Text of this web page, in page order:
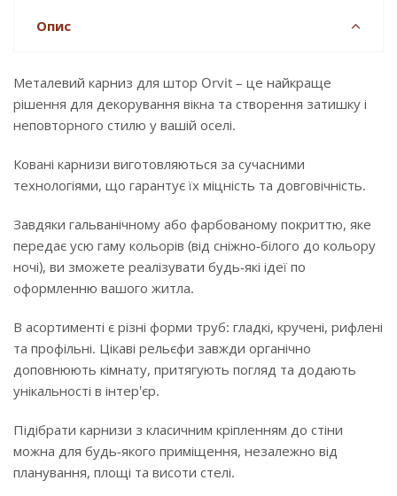
Опис
Металевий карниз для штор Orvit – це найкраще
рішення для декорування вікна та створення затишку і
неповторного стилю у вашій оселі.
Ковані карнизи виготовляються за сучасними
технологіями, що гарантує їх міцність та довговічність.
Завдяки гальванічному або фарбованому покриттю, яке
передає усю гаму кольорів (від сніжно-білого до кольору
ночі), ви зможете реалізувати будь-які ідеї по
оформленню вашого житла.
В асортименті є різні форми труб: гладкі, кручені, рифлені
та профільні. Цікаві рельєфи завжди органічно
доповнюють кімнату, притягують погляд та додають
унікальності в інтер'єр.
Підібрати карнизи з класичним кріпленням до стіни
можна для будь-якого приміщення, незалежно від
планування, площі та висоти стелі.